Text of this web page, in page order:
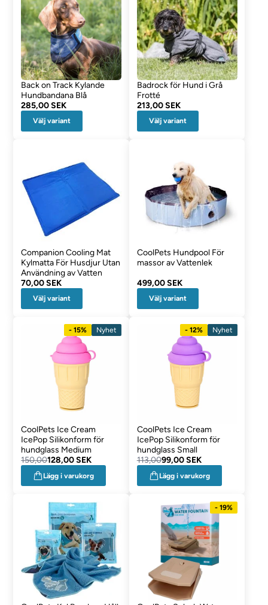
Back on Track Kylande
Hundbandana Blå
285,00 SEK
Välj variant
Badrock för Hund i Grå
Frotté
213,00 SEK
Välj variant
Companion Cooling Mat
Kylmatta För Husdjur Utan
Användning av Vatten
70,00 SEK
Välj variant
CoolPets Hundpool För
massor av Vattenlek
499,00 SEK
Välj variant
- 15% Nyhet
CoolPets Ice Cream
IcePop Silikonform för
hundglass Medium
150,00128,00 SEK
Lägg i varukorg
- 12% Nyhet
CoolPets Ice Cream
IcePop Silikonform för
hundglass Small
113,0099,00 SEK
Lägg i varukorg
- 19%